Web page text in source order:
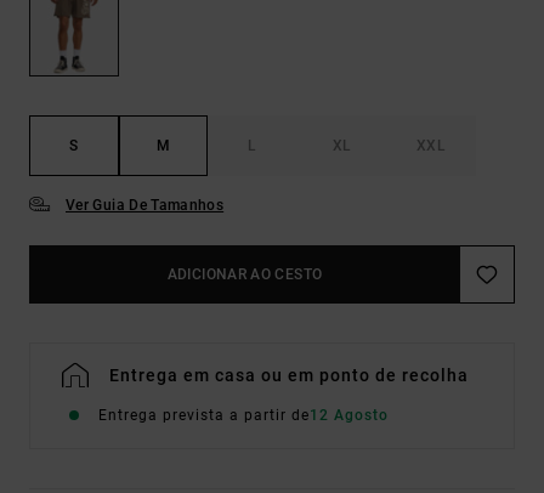
S M L XL XXL
Ver Guia De Tamanhos
ADICIONAR AO CESTO
Entrega em casa ou em ponto de recolha
Entrega prevista a partir de12 Agosto